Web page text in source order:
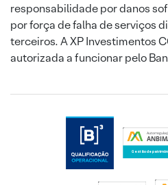
responsabilidade por danos
por força de falha de serviços
terceiros. A XP Investimentos
autorizada a funcionar pelo